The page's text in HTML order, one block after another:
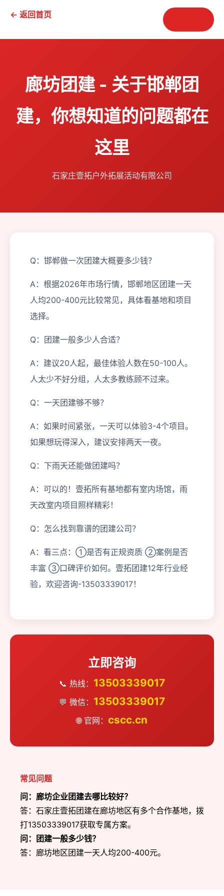
← 返回首页
廊坊团建 - 关于邯郸团
建，你想知道的问题都在
这里
石家庄壹拓户外拓展活动有限公司
Q：邯郸做一次团建大概要多少钱？
A：根据2026年市场行情，邯郸地区团建一天
人均200-400元比较常见，具体看基地和项目
选择。
Q：团建一般多少人合适？
A：建议20人起，最佳体验人数在50-100人。
人太少不好分组，人太多教练顾不过来。
Q：一天团建够不够？
A：如果时间紧张，一天可以体验3-4个项目。
如果想玩得深入，建议安排两天一夜。
Q：下雨天还能做团建吗？
A：可以的！壹拓所有基地都有室内场馆，雨
天改室内项目照样精彩！
Q：怎么找到靠谱的团建公司？
A：看三点：①是否有正规资质 ②案例是否
丰富 ③口碑评价如何。壹拓团建12年行业经
验，欢迎咨询-13503339017！
立即咨询
📞 热线： 13503339017
💬 微信： 13503339017
🌐 官网： cscc.cn
常见问题
问：廊坊企业团建去哪比较好？
答：石家庄壹拓团建在廊坊地区有多个合作基地，拨
打13503339017获取专属方案。
问：团建一般多少钱？
答：廊坊地区团建一天人均200-400元。